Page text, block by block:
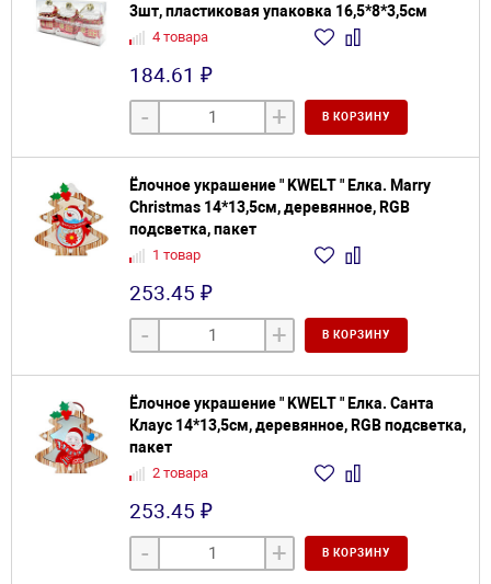
3шт, пластиковая упаковка 16,5*8*3,5см
4 товара
184.61 ₽
- + В КОРЗИНУ
Ёлочное украшение " KWELT " Елка. Marry
Christmas 14*13,5см, деревянное, RGB
подсветка, пакет
1 товар
253.45 ₽
- + В КОРЗИНУ
Ёлочное украшение " KWELT " Елка. Санта
Клаус 14*13,5см, деревянное, RGB подсветка,
пакет
2 товара
253.45 ₽
- + В КОРЗИНУ